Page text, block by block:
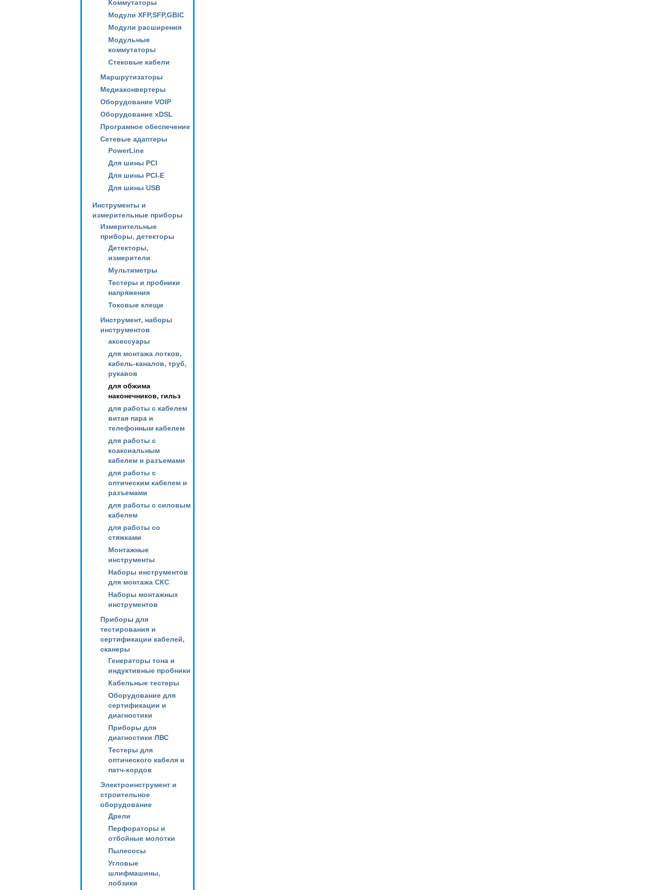
Коммутаторы
Модули XFP,SFP,GBIC
Модули расширения
Модульные
коммутаторы
Стековые кабели
Маршрутизаторы
Медиаконвертеры
Оборудование VOIP
Оборудование xDSL
Програмное обеспечение
Сетевые адаптеры
PowerLine
Для шины PCI
Для шины PCI-E
Для шины USB
Инструменты и
измерительные приборы
Измерительные
приборы, детекторы
Детекторы,
измерители
Мультиметры
Тестеры и пробники
напряжения
Токовые клещи
Инструмент, наборы
инструментов
аксессуары
для монтажа лотков,
кабель-каналов, труб,
рукавов
для обжима
наконечников, гильз
для работы с кабелем
витая пара и
телефонным кабелем
для работы с
коаксиальным
кабелем и разъемами
для работы с
оптическим кабелем и
разъемами
для работы с силовым
кабелем
для работы со
стяжками
Монтажные
инструменты
Наборы инструментов
для монтажа СКС
Наборы монтажных
инструментов
Приборы для
тестирования и
сертификации кабелей,
сканеры
Генераторы тона и
индуктивные пробники
Кабельные тестеры
Оборудование для
сертификации и
диагностики
Приборы для
диагностики ЛВС
Тестеры для
оптического кабеля и
патч-кордов
Электроинструмент и
строительное
оборудование
Дрели
Перфораторы и
отбойные молотки
Пылесосы
Угловые
шлифмашины,
лобзики